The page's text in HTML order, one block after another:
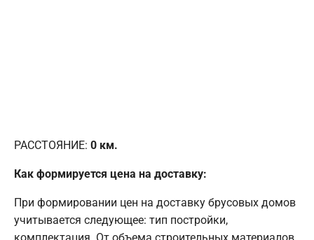
РАССТОЯНИЕ: 0 км.
Как формируется цена на доставку:
При формировании цен на доставку брусовых домов
учитывается следующее: тип постройки,